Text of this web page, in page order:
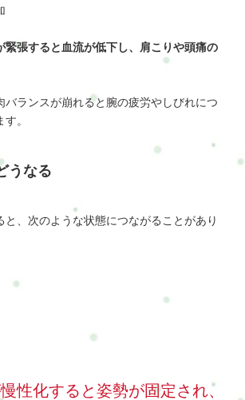
緊張すると血流が低下し、肩こりや頭痛の
バランスが崩れると腕の疲労やしびれにつ
。
うなる
と、次のような状態につながることがあり
性化すると姿勢が固定され、